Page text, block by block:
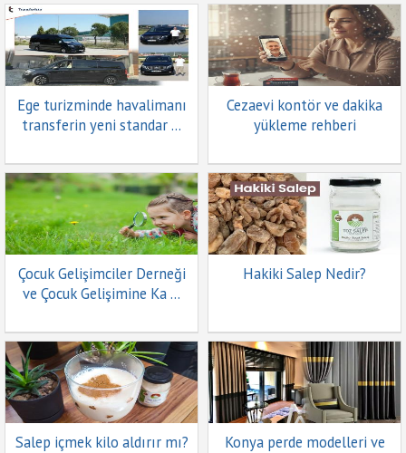
Ege turizminde havalimanı
transferin yeni standar ...
Cezaevi kontör ve dakika
yükleme rehberi
Çocuk Gelişimciler Derneği
ve Çocuk Gelişimine Ka ...
Hakiki Salep Nedir?
Salep içmek kilo aldırır mı?
Konya perde modelleri ve